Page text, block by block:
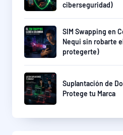
ciberseguridad)
SIM Swapping en
Nequi sin robarte
protegerte)
Suplantación de
Protege tu Marca